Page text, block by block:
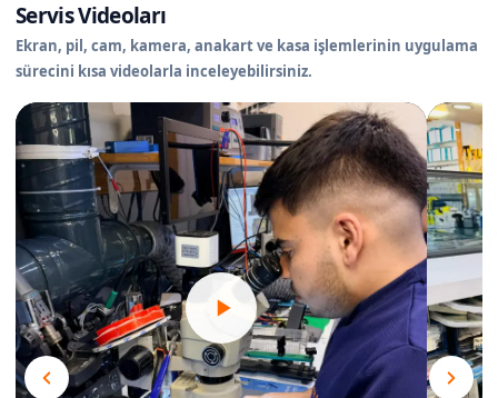
Servis Videoları
Ekran, pil, cam, kamera, anakart ve kasa işlemlerinin uygulama
sürecini kısa videolarla inceleyebilirsiniz.